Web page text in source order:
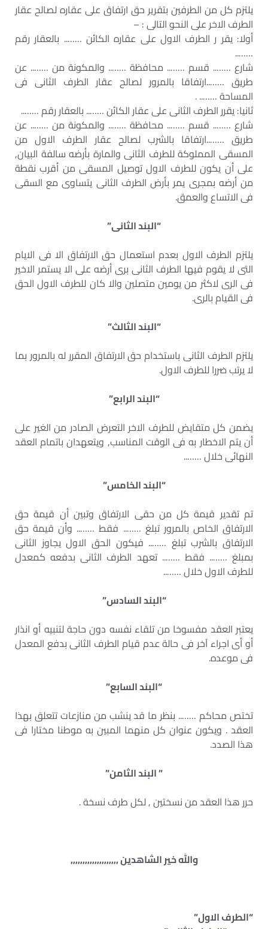
يلتزم كل من الطرفين بتقرير حق ارتفاق على عقاره لصالح عقار
الطرف الاخر على النحو التالى : –
أولا: يقر ر الطرف الاول على عقاره الكائن …….. بالعقار رقم
……..
شارع …….. قسم …….. محافظة …….. والمكونة من …….. عن
طريق ……..ارتفاقا بالمرور لصالح عقار الطرف الثانى فى
المساحة …….. .
ثانيا: يقرر الطرف الثانى على عقار الكائن …….. بالعقار رقم ……..
شارع …….. قسم …….. محافظة …….. والمكونة من …….. عن
طريق ……..ارتفاقا بالشرب لصالح عقار الطرف الاول من
المسقى المملوكة للطرف الثانى والمارة بأرضه سالفة البيان,
على أن يكون للطرف الاول توصيل المسقى من أقرب نقطة
من أرضه بمجرى يمر بأرض الطرف الثانى يتساوى مع السقى
فى الاتساع والعمق.
“البند الثانى”
يلتزم الطرف الاول بعدم استعمال حق الارتفاق الا فى الايام
التى لا يقوم فيها الطرف الثانى برى أرضه على الا يستمر الاخير
فى الرى لاكثر من يومين متصلين والا كان للطرف الاول الحق
فى القيام بالرى.
“البند الثالث”
يلتزم الطرف الثانى باستخدام حق الارتفاق المقرر له بالمرور بما
لا يرتب ضررا للطرف الاول.
“البند الرابع”
يضمن كل متقايض للطرف الاخر التعرض الصادر من الغير على
أن يتم الاخطار به فى الوقت المناسب, ويتعهدان باتمام العقد
النهائى خلال ……..
“البند الخامس”
تم تقدير قيمة كل من حقى الارتفاق وتبين أن قيمة حق
الارتفاق الخاص بالمرور تبلغ …….. فقط …….. وأن قيمة حق
الارتفاق بالشرب تبلغ …….. فيكون الحق الاول يجاوز الثانى
بمبلغ …….. فقط …….. تعهد الطرف الثانى بدفعه كمعدل
للطرف الاول خلال ……..
“البند السادس”
يعتبر العقد مفسوخا من تلقاء نفسه دون حاجة لتنبيه أو انذار
أو أى اجراء آخر فى حالة عدم قيام الطرف الثانى بدفع المعدل
فى موعده.
“البند السابع”
تختص محاكم …….. بنظر ما قد ينشب من منازعات تتعلق بهذا
العقد . ويكون عنوان كل منهما المبين به موطنا مختارا فى
هذا الصدد.
” البند الثامن”
حرر هذا العقد من نسختين , لكل طرف نسخة .
والله خير الشاهدين ,,,,,,,,,,,,,,,,,,,,
“الطرف الاول”